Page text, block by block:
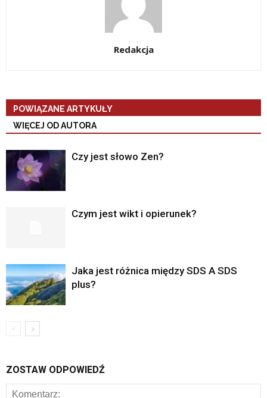
Redakcja
POWIĄZANE ARTYKUŁY
WIĘCEJ OD AUTORA
Czy jest słowo Zen?
Czym jest wikt i opierunek?
Jaka jest różnica między SDS A SDS
plus?
ZOSTAW ODPOWIEDŹ